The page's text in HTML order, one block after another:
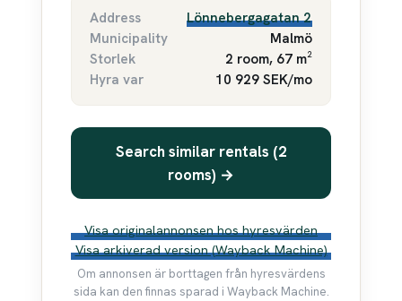
Address
Lönnebergagatan 2
Municipality
Malmö
Storlek
2 room, 67 m²
Hyra var
10 929 SEK/mo
Search similar rentals (2
rooms) →
Visa originalannonsen hos hyresvärden
Visa arkiverad version (Wayback Machine)
Om annonsen är borttagen från hyresvärdens
sida kan den finnas sparad i Wayback Machine.